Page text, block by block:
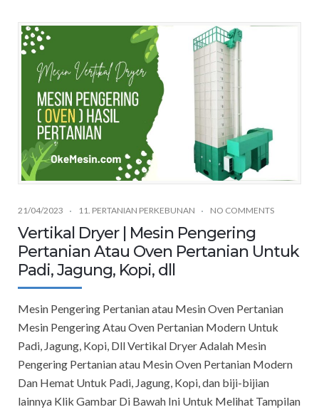
21/04/2023 11. PERTANIAN PERKEBUNAN NO COMMENTS
Vertikal Dryer | Mesin Pengering
Pertanian Atau Oven Pertanian Untuk
Padi, Jagung, Kopi, dll
Mesin Pengering Pertanian atau Mesin Oven Pertanian
Mesin Pengering Atau Oven Pertanian Modern Untuk
Padi, Jagung, Kopi, Dll Vertikal Dryer Adalah Mesin
Pengering Pertanian atau Mesin Oven Pertanian Modern
Dan Hemat Untuk Padi, Jagung, Kopi, dan biji-bijian
lainnya Klik Gambar Di Bawah Ini Untuk Melihat Tampilan